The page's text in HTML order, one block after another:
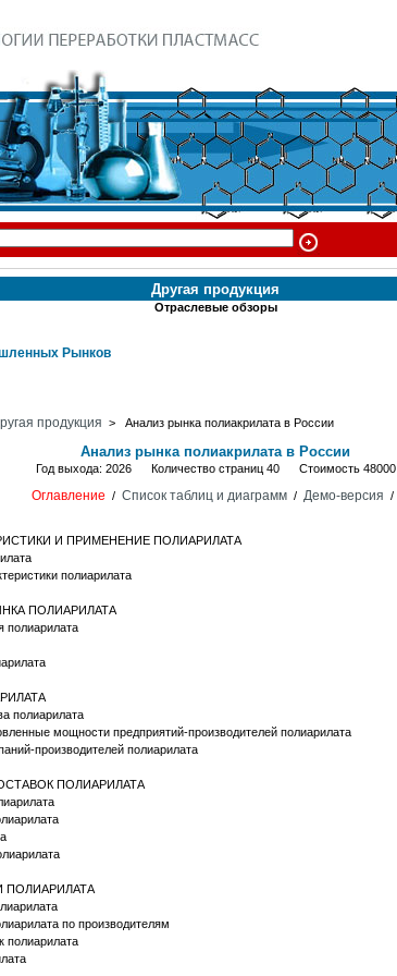
Другая продукция
Отраслевые обзоры
Рынков
продукция > Анализ рынка полиакрилата в России
Анализ рынка полиакрилата в России
Год выхода: 2026 Количество страниц 40 Стоимость 48000
Оглавление / Список таблиц и диаграмм/ Демо-версия /
И ПРИМЕНЕНИЕ ПОЛИАРИЛАТА
полиарилата
ПОЛИАРИЛАТА
полиарилата
полиарилата
мощности предприятий-производителей полиарилата
производителей полиарилата
ПОЛИАРИЛАТА
ПОЛИАРИЛАТА
по производителям
полиарилата